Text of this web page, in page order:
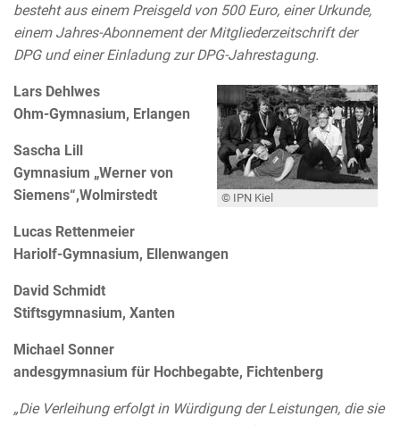
besteht aus einem Preisgeld von 500 Euro, einer Urkunde,
einem Jahres-Abonnement der Mitgliederzeitschrift der
DPG und einer Einladung zur DPG-Jahrestagung.
© IPN Kiel
Lars Dehlwes
Ohm-Gymnasium, Erlangen
Sascha Lill
Gymnasium „Werner von
Siemens“,Wolmirstedt
Lucas Rettenmeier
Hariolf-Gymnasium, Ellenwangen
David Schmidt
Stiftsgymnasium, Xanten
Michael Sonner
andesgymnasium für Hochbegabte, Fichtenberg
„Die Verleihung erfolgt in Würdigung der Leistungen, die sie